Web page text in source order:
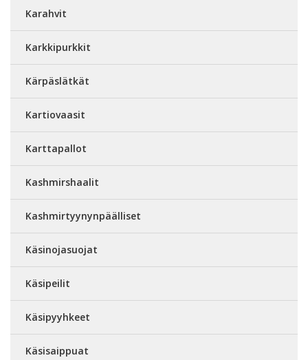
Karahvit
Karkkipurkkit
Kärpäslätkät
Kartiovaasit
Karttapallot
Kashmirshaalit
Kashmirtyynynpäälliset
Käsinojasuojat
Käsipeilit
Käsipyyhkeet
Käsisaippuat